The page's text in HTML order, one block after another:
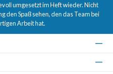
umgesetzt im Heft wieder. Nicht
den Spaß sehen, den das Team bei
Arbeit hat.